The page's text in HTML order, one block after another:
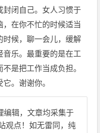
封闭自己。女人习惯于
在你不忙的时候适当
时候，聊一会儿，缓解
音乐。最重要的是在工
是把工作当成负担。
。谢谢你。
编辑，文章均采集于
观点！如无雷同，纯